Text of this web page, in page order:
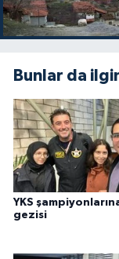
Bunlar da
YKS
gezisi